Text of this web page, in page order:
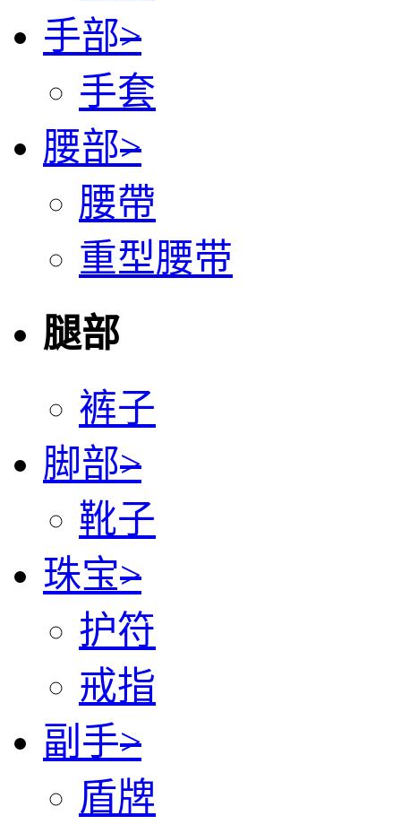
手部>
手套
腰部>
腰帶
重型腰带
腿部
裤子
脚部>
靴子
珠宝>
护符
戒指
副手>
盾牌